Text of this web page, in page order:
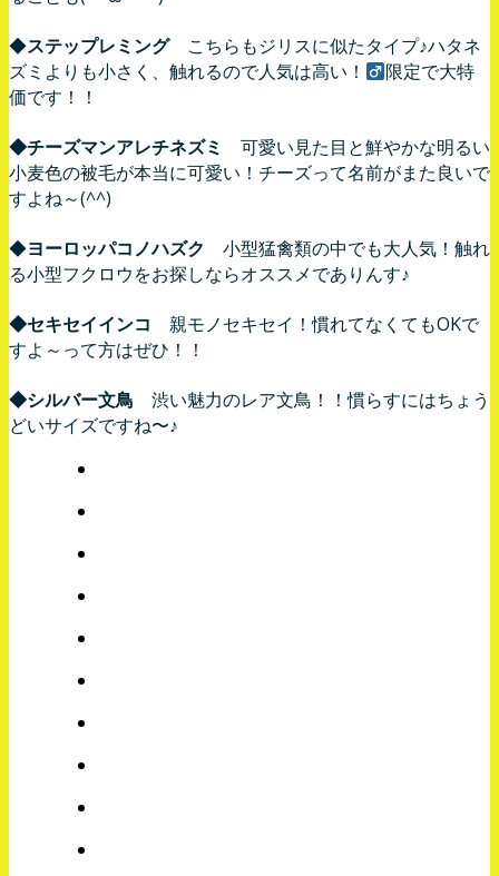
◆ステップレミングこちらもジリスに似たタイプ♪ハタネ
ズミよりも小さく、触れるので人気は高い！
限定で大特
価です！！
◆チーズマンアレチネズミ
可愛い見た目と鮮やかな明るい
小麦色の被毛が本当に可愛い！チーズって名前がまた良いで
すよね～(^^)
◆ヨーロッパコノハズク 小型猛禽類の中でも大人気！触れ
る小型フクロウをお探しならオススメでありんす♪
◆セキセイインコ 親モノセキセイ！慣れてなくてもOKで
すよ～って方はぜひ！！
◆シルバー文鳥 渋い魅力のレア文鳥！！慣らすにはちょう
どいサイズですね〜♪